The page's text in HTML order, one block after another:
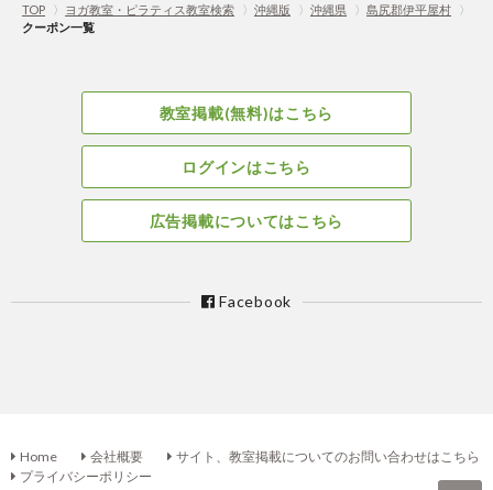
TOP 〉 ヨガ教室・ピラティス教室検索 〉 沖縄版 〉 沖縄県 〉 島尻郡伊平屋村
〉
クーポン一覧
教室掲載(無料)はこちら
ログインはこちら
広告掲載についてはこちら
Facebook
Home 会社概要
サイト、教室掲載についてのお問い合わせはこちら
プライバシーポリシー